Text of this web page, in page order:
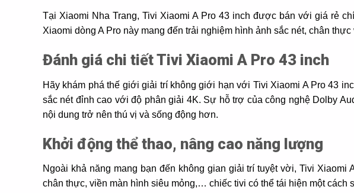
Tại Xiaomi Nha Trang, Tivi Xiaomi A Pro 43 inch được bán với giá rẻ
Xiaomi dòng A Pro này mang đến trải nghiệm hình ảnh sắc nét, chân thực
Đánh giá chi tiết Tivi Xiaomi A Pro 43 inch
Hãy khám phá thế giới giải trí không giới hạn với Tivi Xiaomi A Pro 43
sắc nét đỉnh cao với độ phân giải 4K. Sự hỗ trợ của công nghệ Dolby
nội dung trở nên thú vị và sống động hơn.
Khởi động thể thao, nâng cao năng lượng
Ngoài khả năng mang bạn đến không gian giải trí tuyệt vời, Tivi
chân thực, viền màn hình siêu mỏng,… chiếc tivi có thể tái hiện một cách